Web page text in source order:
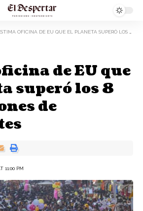
OFICINA DE EU QUE EL PLANETA SUPERÓ LOS 8 MIL MILLONES DE HABITANTES
de EU que
superó los 8
de
11:00 PM